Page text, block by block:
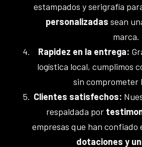
estampados y serigrafía
personalizadas sean
marca.
Rapidez en la entrega:
logística local, cumplimos
sin comprometer
Clientes satisfechos:
respaldada por
empresas que han confiado
dotaciones y